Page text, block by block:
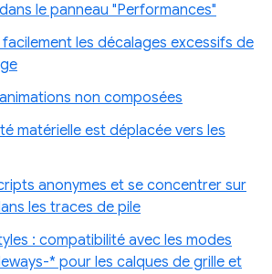
le panneau "Performances"
les décalages excessifs de
non composées
matérielle est déplacée vers les
anonymes et se concentrer sur
les traces de pile
: compatibilité avec les modes
* pour les calques de grille et